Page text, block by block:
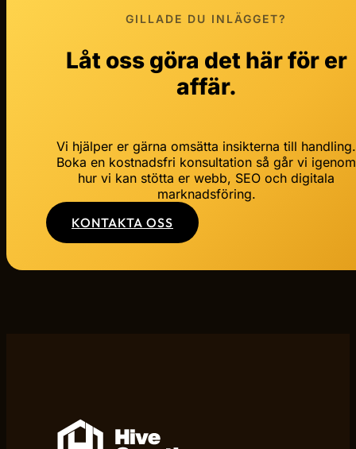
GILLADE DU INLÄGGET?
Låt oss göra det här för er
affär.
Vi hjälper er gärna omsätta insikterna till handling.
Boka en kostnadsfri konsultation så går vi igenom
hur vi kan stötta er webb, SEO och digitala
marknadsföring.
KONTAKTA OSS